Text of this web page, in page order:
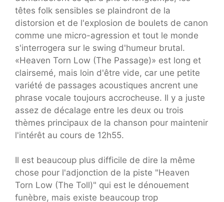
têtes folk sensibles se plaindront de la
distorsion et de l'explosion de boulets de canon
comme une micro-agression et tout le monde
s'interrogera sur le swing d'humeur brutal.
«Heaven Torn Low (The Passage)» est long et
clairsemé, mais loin d'être vide, car une petite
variété de passages acoustiques ancrent une
phrase vocale toujours accrocheuse. Il y a juste
assez de décalage entre les deux ou trois
thèmes principaux de la chanson pour maintenir
l'intérêt au cours de 12h55.
Il est beaucoup plus difficile de dire la même
chose pour l'adjonction de la piste "Heaven
Torn Low (The Toll)" qui est le dénouement
funèbre, mais existe beaucoup trop